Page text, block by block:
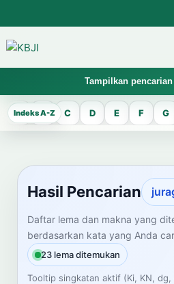
Tampilkan
KBJI WORKSPACE
Hasil
Temukan lema Jawa dan maknanya
mengelola data Kamus Bahasa
CARI LEMA JAWA
Masukkan kata Jawa
A B C D E F G
Hasil Pencarian
Daftar lema dan makna yang
berdasarkan kata yang Anda
23 lema ditemukan
Tooltip singkatan aktif (Ki, KN, dg,